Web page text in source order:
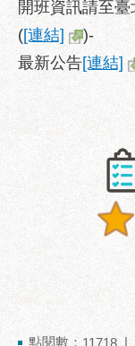
業
務
訊
政
府
開
良
事
開班資訊請至
([連結]
)-
最新公告[連結]
點閱數： 11718